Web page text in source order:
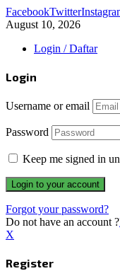
FacebookTwitter
August 10, 2026
Login / Daftar
Login
Username or email
Password
Keep me signed in
Forgot your password?
Do not have an account ?
X
Register